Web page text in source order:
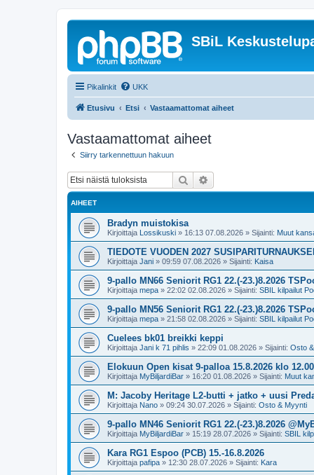
SBiL
Pikalinkit UKK
Etusivu Etsi Vastaamattomat aiheet
Vastaamattomat aiheet
Siirry tarkennettuun hakuun
Etsi
AIHEET
Bradyn muistokisa
Kirjoittaja Lossikuski » 16:13 07.08.2026 » Sijainti: Muut
TIEDOTE VUODEN 2027
Kirjoittaja Jani » 09:59 07.08.2026 » Sijainti: Kaisa
9-pallo MN66 Seniorit RG1 22.(-23.)8.2026
Kirjoittaja mepa » 22:02 02.08.2026 » Sijainti: SBIL kilpailut
9-pallo MN56 Seniorit RG1 22.(-23.)8.2026
Kirjoittaja mepa » 21:58 02.08.2026 » Sijainti: SBIL kilpailut
Cuelees bk01 breikki keppi
Kirjoittaja Jani k 71 pihlis » 22:09 01.08.2026 » Sijainti: Osto
Elokuun Open kisat 9-palloa 15.8.2026 klo
Kirjoittaja MyBiljardiBar » 16:20 01.08.2026 » Sijainti: Muut
M: Jacoby Heritage L2-butti + jatko + uusi
Kirjoittaja Nano » 09:24 30.07.2026 » Sijainti: Osto & Myynti
9-pallo MN46 Seniorit RG1 22.(-23.)8.2026
Kirjoittaja MyBiljardiBar » 15:19 28.07.2026 » Sijainti: SBIL
Kara RG1 Espoo (PCB) 15.-16.8.2026
Kirjoittaja pafipa » 12:30 28.07.2026 » Sijainti: Kara